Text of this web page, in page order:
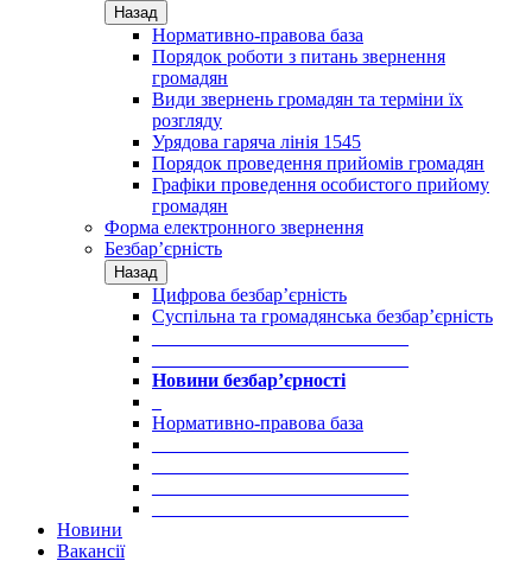
Назад
Нормативно-правова база
Порядок роботи з питань звернення
громадян
Види звернень громадян та терміни їх
розгляду
Урядова гаряча лінія 1545
Порядок проведення прийомів громадян
Графіки проведення особистого прийому
громадян
Форма електронного звернення
Безбар’єрність
Назад
Цифрова безбар’єрність
Суспільна та громадянська безбар’єрність
Новини безбар’єрності
Нормативно-правова база
Новини
Вакансії